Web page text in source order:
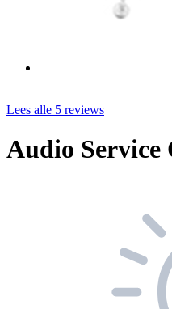
Lees alle 5 reviews
Audio Service